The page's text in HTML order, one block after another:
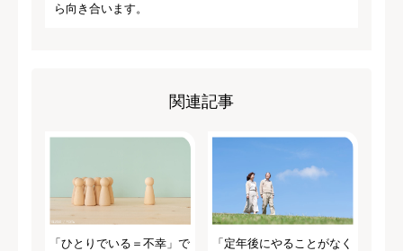
ら向き合います。
関連記事
「ひとりでいる＝不幸」で
「定年後にやることがなく